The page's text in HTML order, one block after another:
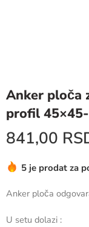
Anker ploča
profil 45×45-
841,00
5 je prodat za
Anker ploča
U setu dolazi :